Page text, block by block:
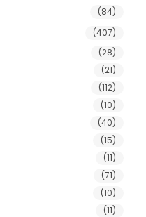
(84)
(407)
(28)
(21)
(112)
(10)
(40)
(15)
(11)
(71)
(10)
(11)